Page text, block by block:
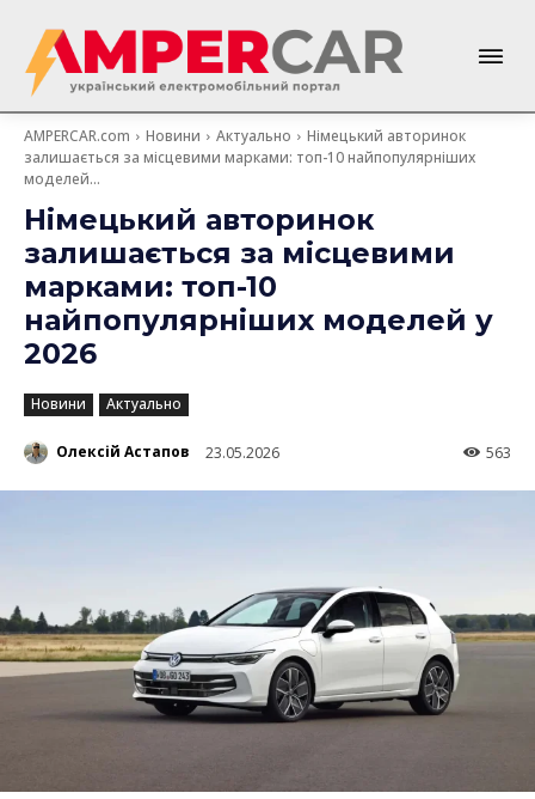
AMPERCAR.com Новини Актуально
Німецький авторинок
залишається за місцевими марками: топ-10 найпопулярніших
моделей...
Німецький авторинок
залишається за місцевими
марками: топ-10
найпопулярніших моделей у
2026
Новини Актуально
Олексій Астапов 23.05.2026 563